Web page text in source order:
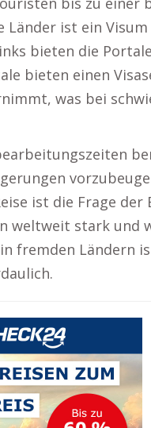
ist ein
bieten die
bieten einen
was bei
ist die Frage der
weltweit stark und
fremden Ländern